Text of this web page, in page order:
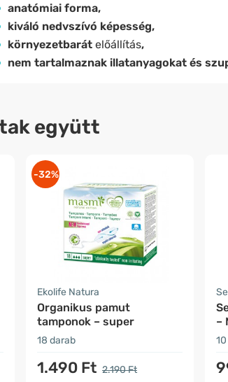
anatómiai forma,
kiváló nedvszívó képesség,
környezetbarát előállítás,
nem tartalmaznak illatanyagokat és
együtt
-32%
Ekolife Natura
Organikus pamut
tamponok – super
18 darab
1.490 Ft 2.190 Ft
–